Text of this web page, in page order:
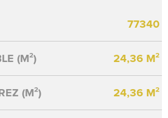
77340
(M²) 24,36 M²
(M²) 24,36 M²